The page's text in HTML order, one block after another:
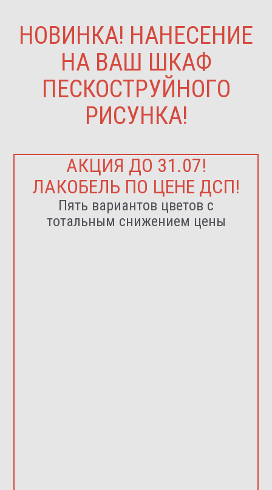
НОВИНКА! НАНЕСЕНИЕ
НА ВАШ ШКАФ
ПЕСКОСТРУЙНОГО
РИСУНКА!
АКЦИЯ ДО 31.07!
ЛАКОБЕЛЬ ПО ЦЕНЕ ДСП!
Пять вариантов цветов с
тотальным снижением цены